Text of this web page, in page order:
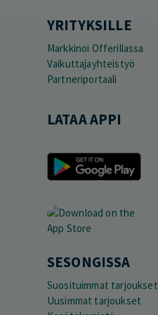
YRITYKSILLE
Markkinoi Offerillassa
Vaikuttajayhteistyö
Partneriportaali
LATAA APPI
SESONGISSA
Suosituimmat tarjoukset
Uusimmat tarjoukset